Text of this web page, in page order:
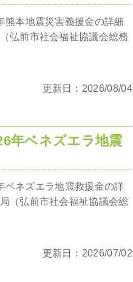
熊本地震災害義援金の詳細
弘前市社会福祉協議会総務
更新日：2026/08/04
年ベネズエラ地震
ベネズエラ地震救援金の詳
（弘前市社会福祉協議会総
更新日：2026/07/02